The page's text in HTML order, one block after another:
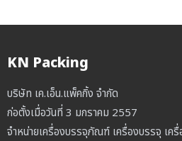
KN Packing
บริษัท เค.เอ็น.แพ็คกิ้ง จำกัด
ก่อตั้งเมื่อวันที่ 3 มกราคม 2557
จำหน่ายเครื่องบรรจุภัณฑ์ เครื่องบรรจุ เค